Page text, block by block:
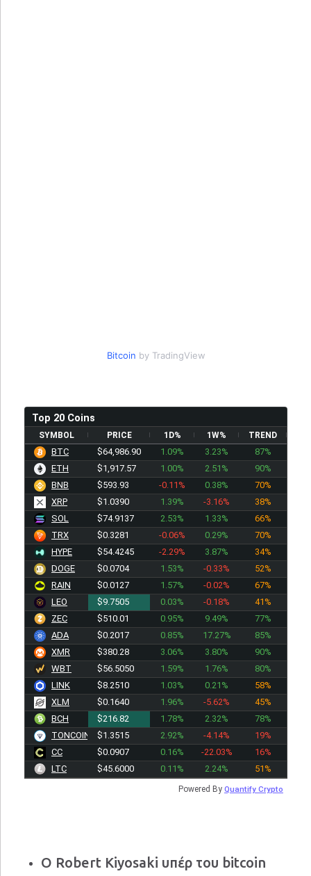
Bitcoin by TradingView
Top 20 Coins
SYMBOL PRICE 1D% 1W% TREND
BTC $64,986.90 1.09% 3.23%
87%
ETH
$1,917.57 1.00% 2.51%
90%
BNB
$593.93 -0.11% 0.38%
70%
XRP
$1.0390 1.39% -3.16%
38%
SOL
$74.9137 2.53% 1.33%
66%
TRX
$0.3281 -0.06% 0.29%
70%
HYPE
$54.4245 -2.29% 3.87%
34%
DOGE
$0.0704 1.53% -0.33%
52%
RAIN
$0.0127 1.57% -0.02%
67%
LEO
$9.7505 0.03% -0.18%
41%
ZEC
$510.01 0.95% 9.49%
77%
ADA
$0.2017 0.85% 17.27%
85%
XMR
$380.28 3.06% 3.80%
90%
WBT
$56.5050 1.59% 1.76%
80%
LINK
$8.2510 1.03% 0.21%
58%
XLM
$0.1640 1.96% -5.62%
45%
BCH
$216.82 1.78% 2.32%
78%
TONCOIN
$1.3515 2.92% -4.14%
19%
CC
$0.0907 0.16% -22.03%
16%
LTC
$45.6000 0.11% 2.24% 51%
Powered By Quantify Crypto
Ο Robert Kiyosaki υπέρ του bitcoin